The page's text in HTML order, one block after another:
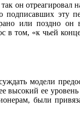
он отреагировал
подписавших
или поздно он
в том, «к чьей
модели
ее уровень
были